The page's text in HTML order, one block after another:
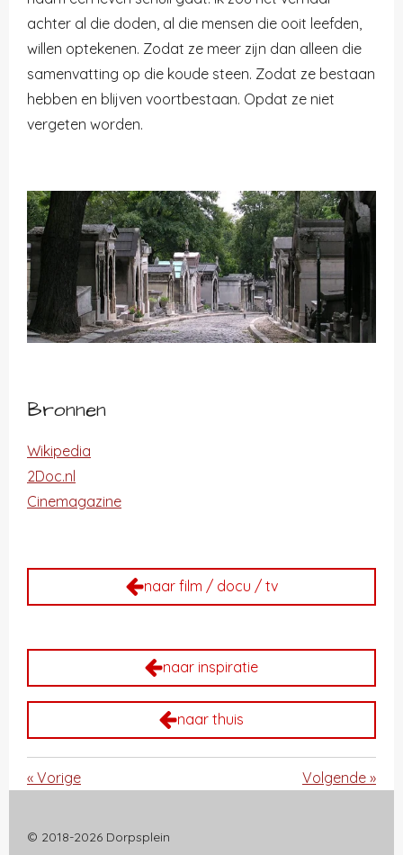
achter al die doden, al die mensen die ooit leefden,
willen optekenen. Zodat ze meer zijn dan alleen die
samenvatting op die koude steen. Zodat ze bestaan
hebben en blijven voortbestaan. Opdat ze niet
vergeten worden.
Bronnen
Wikipedia
2Doc.nl
Cinemagazine
naar film / docu / tv
naar inspiratie
naar thuis
« Vorige Volgende »
© 2018-2026 Dorpsplein